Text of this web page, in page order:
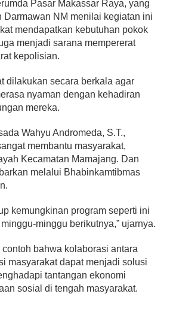
Pasar Makassar Raya, yang
Darmawan NM menilai kegiatan ini
mendapatkan kebutuhan pokok
menjadi sarana mempererat
kepolisian.
dilakukan secara berkala agar
nyaman dengan kehadiran
mereka.
Wahyu Andromeda, S.T.,
membantu masyarakat,
Kecamatan Mamajang. Dan
melalui Bhabinkamtibmas
kemungkinan program seperti ini
minggu berikutnya,” ujarnya.
bahwa kolaborasi antara
masyarakat dapat menjadi solusi
tantangan ekonomi
sosial di tengah masyarakat.